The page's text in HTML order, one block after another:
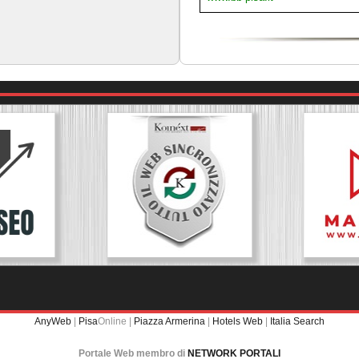
AnyWeb | PisaOnline | Piazza Armerina | Hotels Web | Italia Search
Portale Web membro di NETWORK PORTALI